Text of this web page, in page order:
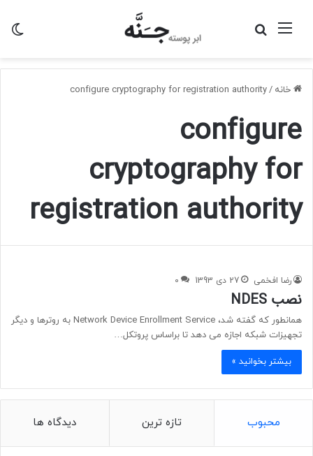
منو
خانه /
configure cryptography for registration authority
configure
cryptography for
registration authority
رضا افخمی 27 دی 1393 0
نصب NDES
همانطور که گفته شد، Network Device Enrollment Service به روترها و دیگر
تجهیزات شبکه اجازه می دهد تا براساس پروتکل…
بیشتر بخوانید »
محبوب تازه ترین دیدگاه ها